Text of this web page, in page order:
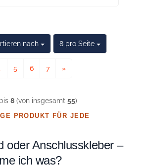
nach
nach 8 pro Seite
pro Seite
5 6 7 »
8(von insgesamt 55)
PRODUKT FÜR JEDE
oder Anschlusskleber –
ich was?